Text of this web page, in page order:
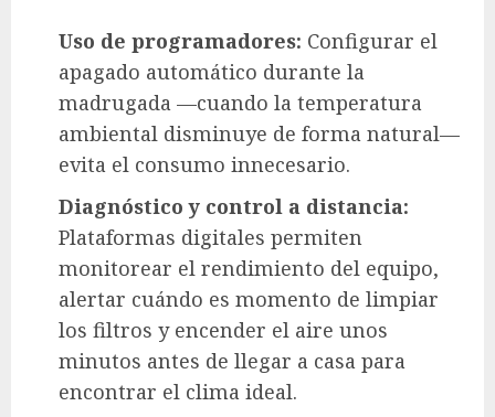
Uso de programadores: Configurar el
apagado automático durante la
madrugada —cuando la temperatura
ambiental disminuye de forma natural—
evita el consumo innecesario.
Diagnóstico y control a distancia:
Plataformas digitales permiten
monitorear el rendimiento del equipo,
alertar cuándo es momento de limpiar
los filtros y encender el aire unos
minutos antes de llegar a casa para
encontrar el clima ideal.